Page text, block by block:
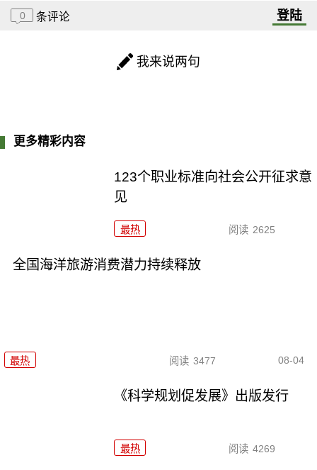
0 条评论 登陆
我来说两句
更多精彩内容
123个职业标准向社会公开征求意
见
最热 阅读 2625
全国海洋旅游消费潜力持续释放
最热 阅读 3477 08-04
《科学规划促发展》出版发行
最热 阅读 4269